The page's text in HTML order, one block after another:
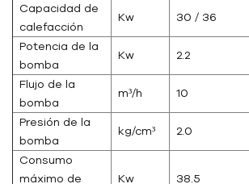
Capacidad de
calefacción
Kw 30 / 36
Potencia de la
bomba
Kw 2.2
Flujo de la
bomba
m³/h 10
Presión de la
bomba
kg/cm³ 2.0
Consumo
máximo de
Kw 38.5